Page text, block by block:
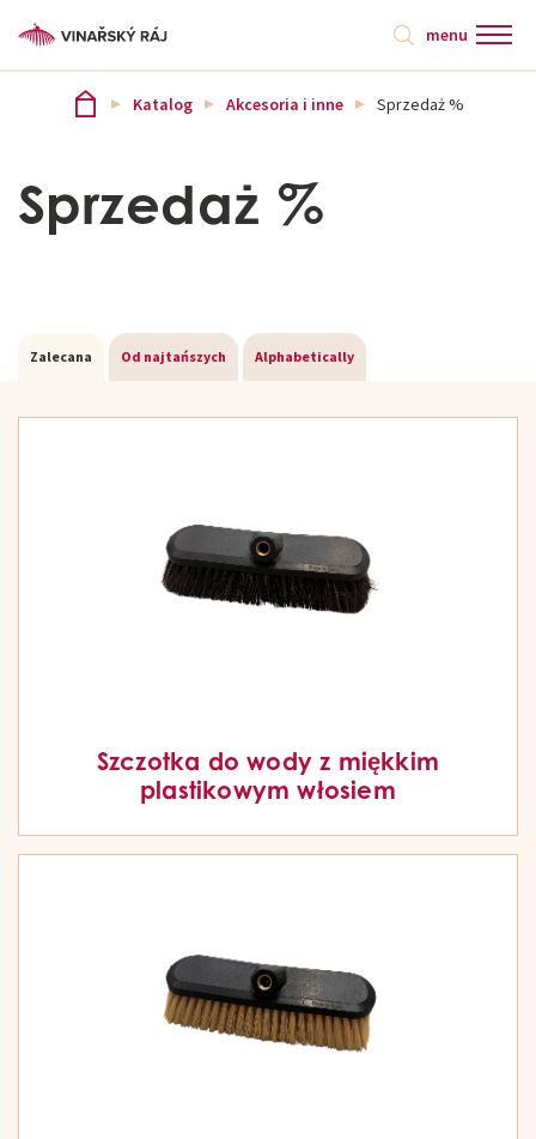
menu
Katalog Akcesoria i inne Sprzedaż %
Sprzedaż %
Zalecana Od najtańszych Alphabetically
Szczotka do wody z miękkim
plastikowym włosiem